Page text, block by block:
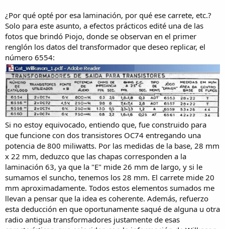
¿Por qué opté por esa laminación, por qué ese carrete, etc.?
Solo para este asunto, a efectos prácticos edité una de las
fotos que brindó Piojo, donde se observan en el primer
renglón los datos del transformador que deseo replicar, el
número 6554:
Si no estoy equivocado, entiendo que, fue construido para
que funcione con dos transistores OC74 entregando una
potencia de 800 miliwatts. Por las medidas de la base, 28 mm
x 22 mm, deduzco que las chapas corresponden a la
laminación 63, ya que la "E" mide 26 mm de largo, y si le
sumamos el suncho, tenemos los 28 mm. El carrete mide 20
mm aproximadamente. Todos estos elementos sumados me
llevan a pensar que la idea es coherente. Además, refuerzo
esta deducción en que oportunamente saqué de alguna u otra
radio antigua transformadores justamente de esas